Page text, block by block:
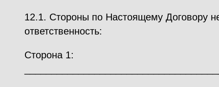
12.1. Стороны по Настоящему Договору
ответственность:
Сторона 1: